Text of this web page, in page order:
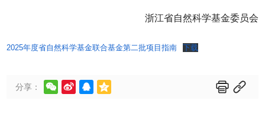
浙江省自然科学基金委员会
2025年度省自然科学基金联合基金第二批项目指南 下载
分享：      